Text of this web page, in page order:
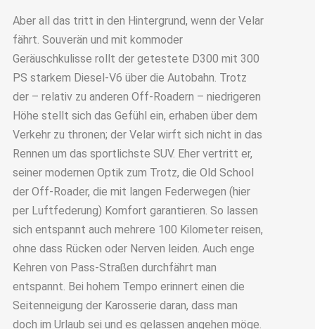
Aber all das tritt in den Hintergrund, wenn der Velar
fährt. Souverän und mit kommoder
Geräuschkulisse rollt der getestete D300 mit 300
PS starkem Diesel-V6 über die Autobahn. Trotz
der – relativ zu anderen Off-Roadern – niedrigeren
Höhe stellt sich das Gefühl ein, erhaben über dem
Verkehr zu thronen; der Velar wirft sich nicht in das
Rennen um das sportlichste SUV. Eher vertritt er,
seiner modernen Optik zum Trotz, die Old School
der Off-Roader, die mit langen Federwegen (hier
per Luftfederung) Komfort garantieren. So lassen
sich entspannt auch mehrere 100 Kilometer reisen,
ohne dass Rücken oder Nerven leiden. Auch enge
Kehren von Pass-Straßen durchfährt man
entspannt. Bei hohem Tempo erinnert einen die
Seitenneigung der Karosserie daran, dass man
doch im Urlaub sei und es gelassen angehen möge.